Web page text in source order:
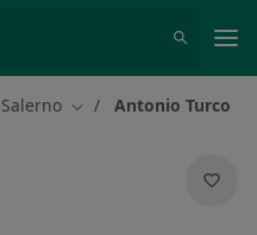
Salerno Cambia città
Antonio Turco